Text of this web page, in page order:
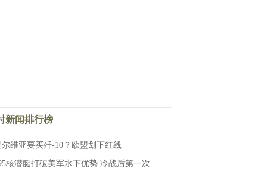
新闻排行榜
尔维亚要买歼-10？欧盟划下红线
核潜艇打破美军水下优势 冷战后第一次